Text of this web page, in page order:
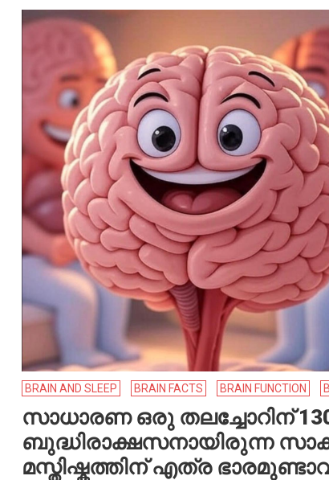
BRAIN AND SLEEP BRAIN FACTS BRAIN FUNCTION
സാധാരണ ഒരു തലച്ചോറിന്
ബുദ്ധിരാക്ഷസനായിരുന്ന
മസ്തിഷ്കത്തിന് എത്ര